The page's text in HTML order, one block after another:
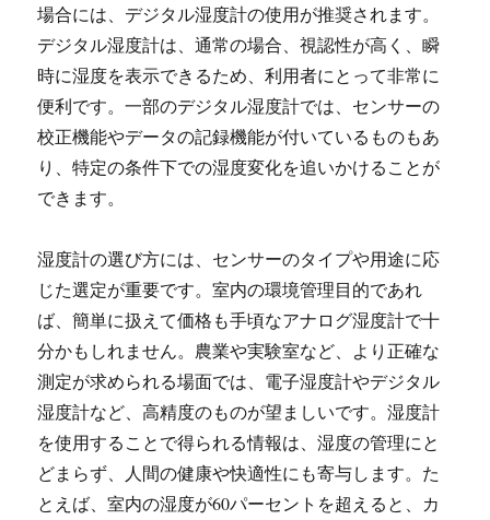
場合には、デジタル湿度計の使用が推奨されます。
デジタル湿度計は、通常の場合、視認性が高く、瞬
時に湿度を表示できるため、利用者にとって非常に
便利です。一部のデジタル湿度計では、センサーの
校正機能やデータの記録機能が付いているものもあ
り、特定の条件下での湿度変化を追いかけることが
できます。
湿度計の選び方には、センサーのタイプや用途に応
じた選定が重要です。室内の環境管理目的であれ
ば、簡単に扱えて価格も手頃なアナログ湿度計で十
分かもしれません。農業や実験室など、より正確な
測定が求められる場面では、電子湿度計やデジタル
湿度計など、高精度のものが望ましいです。湿度計
を使用することで得られる情報は、湿度の管理にと
どまらず、人間の健康や快適性にも寄与します。た
とえば、室内の湿度が60パーセントを超えると、カ